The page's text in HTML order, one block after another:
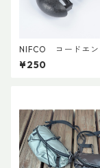
NIFCO コードエン
(5個入り)
¥250